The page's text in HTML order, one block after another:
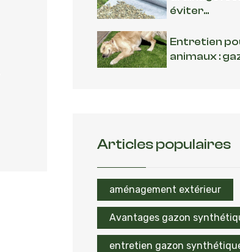
éviter...
Entretien
animaux :
Articles populaires
aménagement extérieur
Avantages gazon
entretien gazon